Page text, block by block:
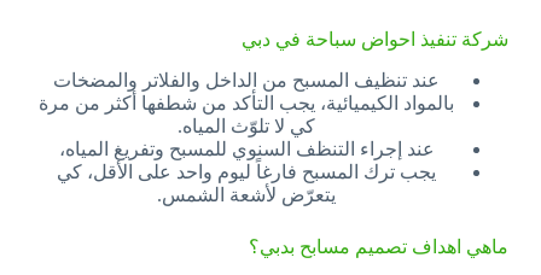
شركة تنفيذ احواض سباحة في دبي
عند تنظيف المسبح من الداخل والفلاتر والمضخات
بالمواد الكيميائية، يجب التأكد من شطفها أكثر من مرة
كي لا تلوّث المياه.
عند إجراء التنظف السنوي للمسبح وتفريغ المياه،
يجب ترك المسبح فارغاً ليوم واحد على الأقل، كي
يتعرّض لأشعة الشمس.
ماهي اهداف تصميم مسابح بدبي؟